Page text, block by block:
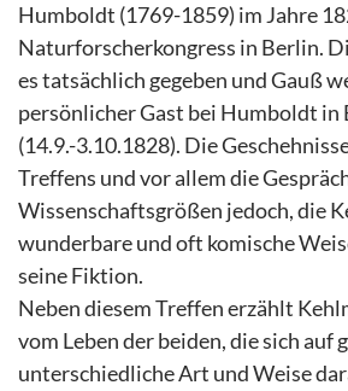
Humboldt (1769-1859) im Jahre
Naturforscherkongress in Berlin.
es tatsächlich gegeben und Gauß
persönlicher Gast bei Humboldt in
(14.9.-3.10.1828). Die
Treffens und vor allem die
Wissenschaftsgrößen jedoch, die
wunderbare und oft komische
seine Fiktion.
Neben diesem Treffen erzählt
vom Leben der beiden, die sich auf
unterschiedliche Art und Weise